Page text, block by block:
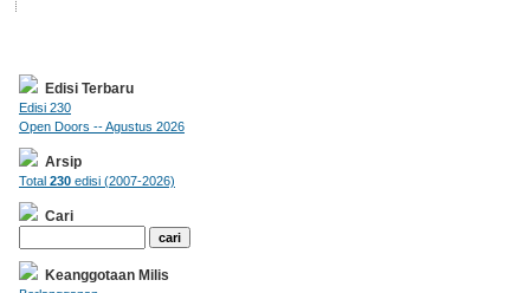
Edisi Terbaru
Edisi 230
Open Doors -- Agustus 2026
Arsip
Total 230edisi (2007-2026)
Cari
Keanggotaan Milis